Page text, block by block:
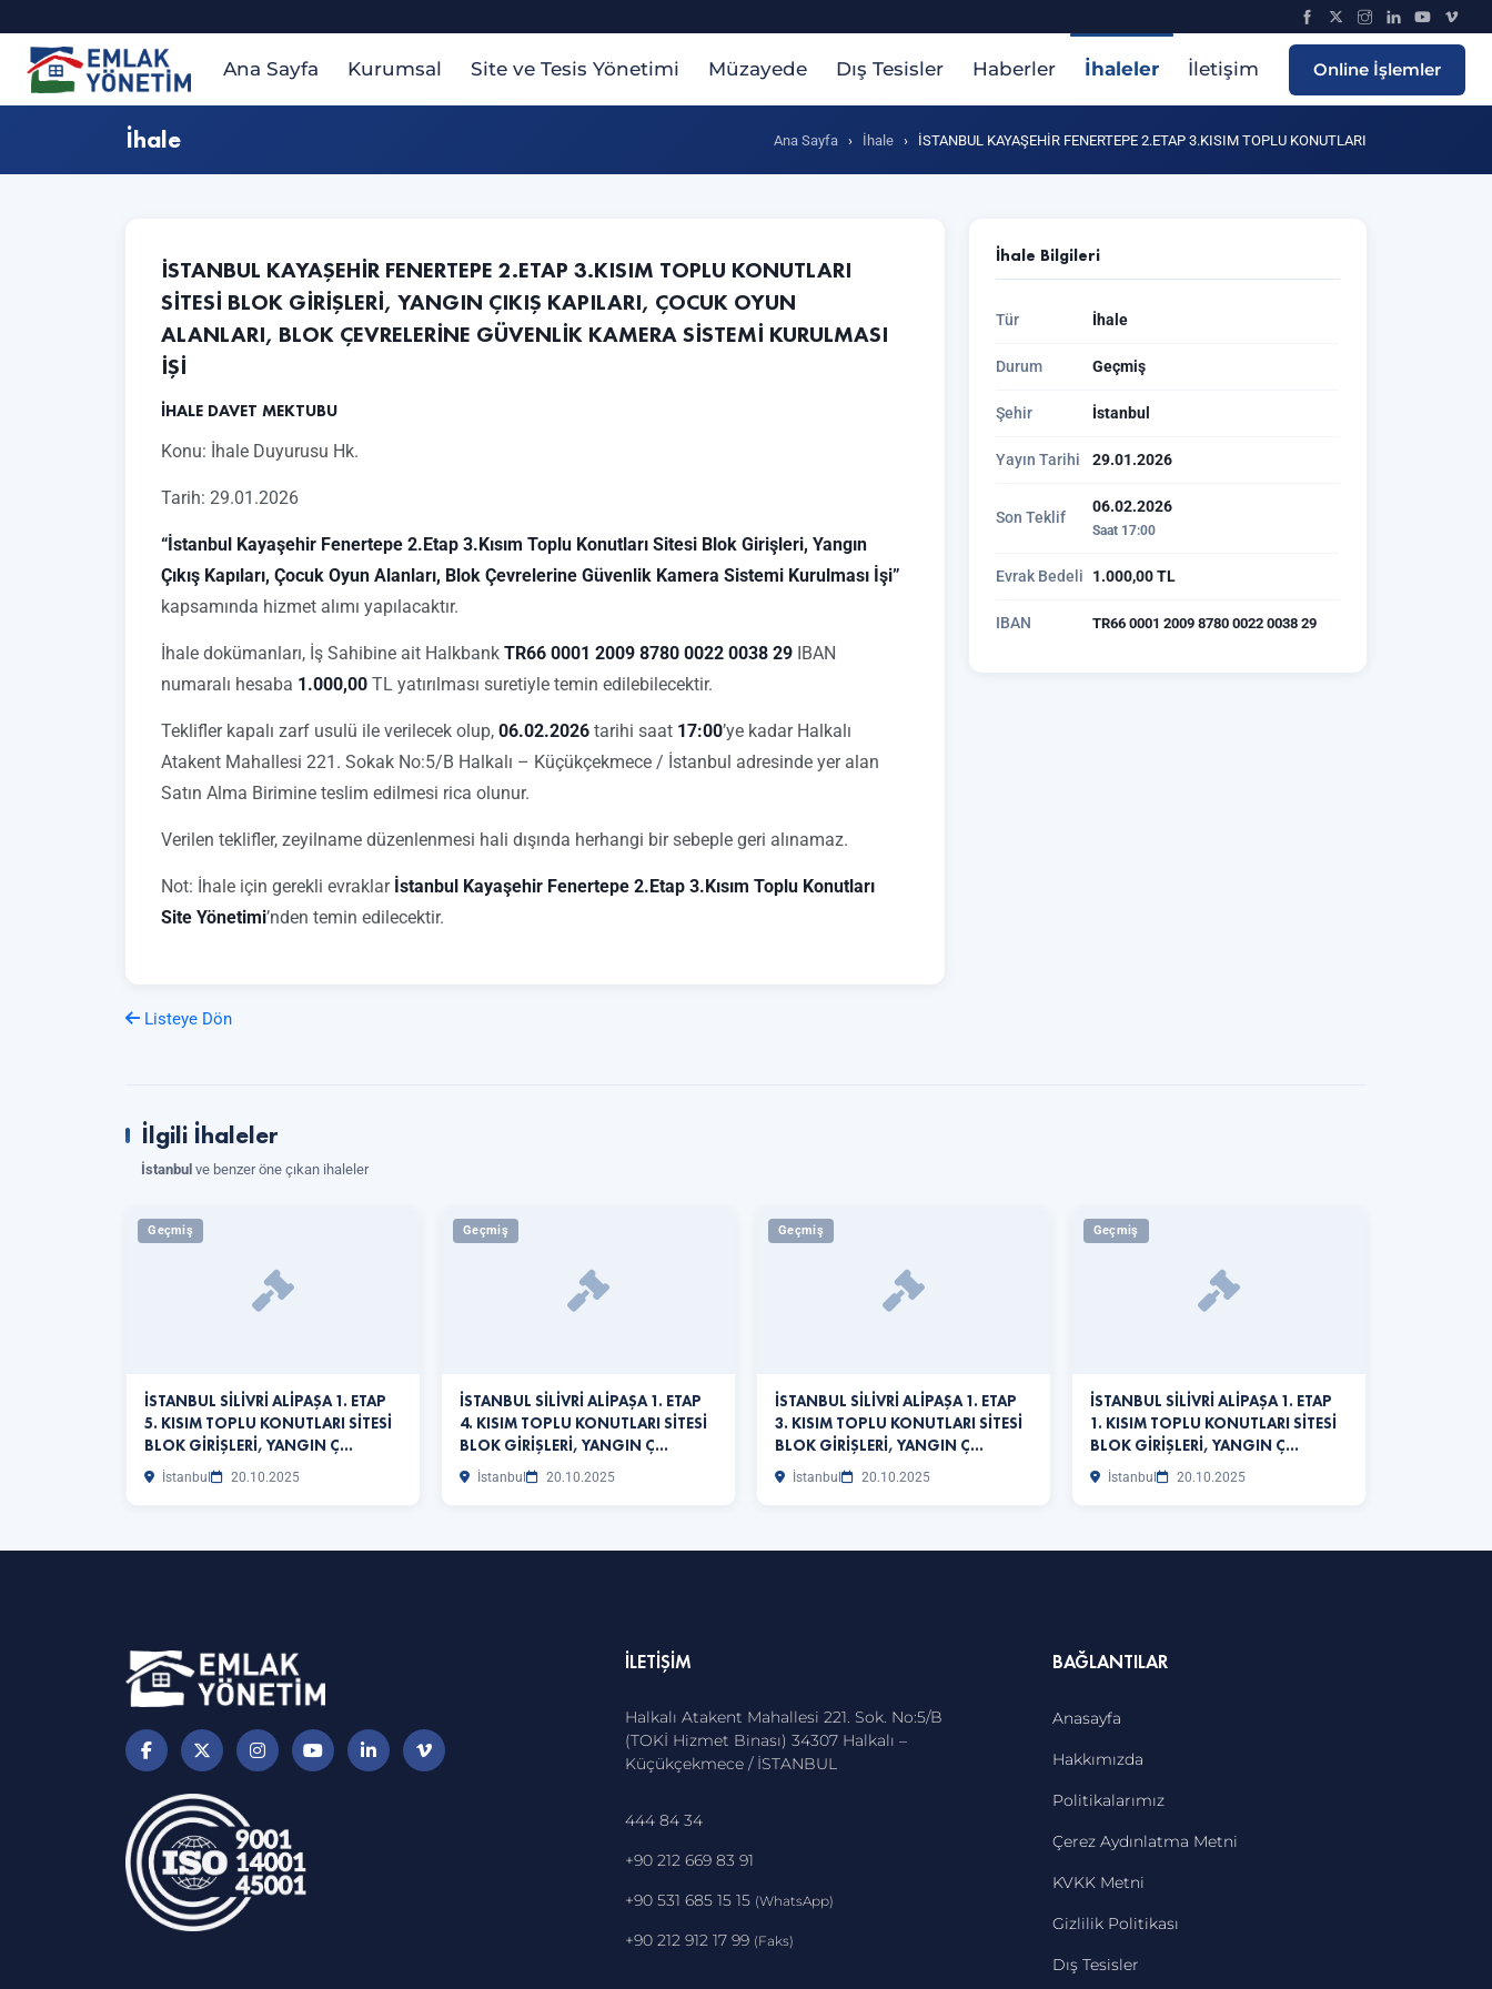
Ana Sayfa Kurumsal Site ve Tesis Yönetimi Müzayede Dış Tesisler Haberler İhaleler İletişim Online İşlemler
İhale Ana Sayfa › İhale › İSTANBUL KAYAŞEHİR FENERTEPE 2.ETAP 3.KISIM TOPLU KONUTLARI
İSTANBUL KAYAŞEHİR FENERTEPE 2.ETAP 3.KISIM TOPLU KONUTLARI
SİTESİ BLOK GİRİŞLERİ, YANGIN ÇIKIŞ KAPILARI, ÇOCUK OYUN
ALANLARI, BLOK ÇEVRELERİNE GÜVENLİK KAMERA SİSTEMİ KURULMASI
İŞİ
İHALE DAVET MEKTUBU
Konu: İhale Duyurusu Hk.
Tarih: 29.01.2026
“İstanbul Kayaşehir Fenertepe 2.Etap 3.Kısım Toplu Konutları Sitesi Blok Girişleri, Yangın
Çıkış Kapıları, Çocuk Oyun Alanları, Blok Çevrelerine Güvenlik Kamera Sistemi Kurulması İşi”
kapsamında hizmet alımı yapılacaktır.
İhale dokümanları, İş Sahibine ait HalkbankTR66 0001 2009 8780 0022 0038 29 IBAN
numaralı hesaba 1.000,00 TL yatırılması suretiyle temin edilebilecektir.
Teklifler kapalı zarf usulü ile verilecek olup,06.02.2026 tarihi saat 17:00’ye kadar Halkalı
Atakent Mahallesi 221. Sokak No:5/B Halkalı – Küçükçekmece / İstanbul adresinde yer alan
Satın Alma Birimine teslim edilmesi rica olunur.
Verilen teklifler, zeyilname düzenlenmesi hali dışında herhangi bir sebeple geri alınamaz.
Not: İhale için gerekli evraklar İstanbul Kayaşehir Fenertepe 2.Etap 3.Kısım Toplu Konutları
Site Yönetimi’nden temin edilecektir.
Listeye Dön
İhale Bilgileri
Tür İhale
Durum Geçmiş
Şehir İstanbul
Yayın Tarihi 29.01.2026
Son Teklif
06.02.2026
Saat 17:00
Evrak Bedeli 1.000,00 TL
IBAN TR66 0001 2009 8780 0022 0038 29
İlgili İhaleler
İstanbul ve benzer öne çıkan ihaleler
Geçmiş
İSTANBUL SİLİVRİ ALİPAŞA 1. ETAP
5. KISIM TOPLU KONUTLARI SİTESİ
BLOK GİRİŞLERİ, YANGIN Ç…
İstanbul 20.10.2025
Geçmiş
İSTANBUL SİLİVRİ ALİPAŞA 1. ETAP
4. KISIM TOPLU KONUTLARI SİTESİ
BLOK GİRİŞLERİ, YANGIN Ç…
İstanbul 20.10.2025
Geçmiş
İSTANBUL SİLİVRİ ALİPAŞA 1. ETAP
3. KISIM TOPLU KONUTLARI SİTESİ
BLOK GİRİŞLERİ, YANGIN Ç…
İstanbul 20.10.2025
Geçmiş
İSTANBUL SİLİVRİ ALİPAŞA 1. ETAP
1. KISIM TOPLU KONUTLARI SİTESİ
BLOK GİRİŞLERİ, YANGIN Ç…
İstanbul 20.10.2025
İLETIŞIM
Halkalı Atakent Mahallesi 221. Sok. No:5/B
(TOKİ Hizmet Binası) 34307 Halkalı –
Küçükçekmece / İSTANBUL
444 84 34
+90 212 669 83 91
+90 531 685 15 15 (WhatsApp)
+90 212 912 17 99 (Faks)
BAĞLANTILAR
Anasayfa
Hakkımızda
Politikalarımız
Çerez Aydınlatma Metni
KVKK Metni
Gizlilik Politikası
Dış Tesisler